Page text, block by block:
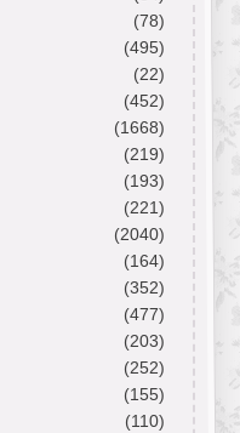
(78)
(495)
(22)
(452)
(1668)
(219)
(193)
(221)
(2040)
(164)
(352)
(477)
(203)
(252)
(155)
(110)